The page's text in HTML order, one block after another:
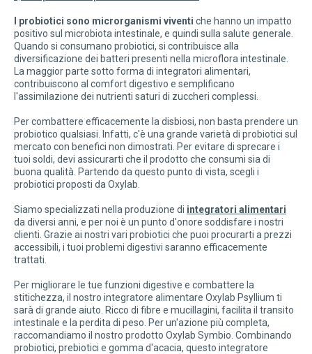
I probiotici sono microrganismi viventi che hanno un impatto
positivo sul microbiota intestinale, e quindi sulla salute generale.
Quando si consumano probiotici, si contribuisce alla
diversificazione dei batteri presenti nella microflora intestinale.
La maggior parte sotto forma di integratori alimentari,
contribuiscono al comfort digestivo e semplificano
l'assimilazione dei nutrienti saturi di zuccheri complessi.
Per combattere efficacemente la disbiosi, non basta prendere un
probiotico qualsiasi. Infatti, c'è una grande varietà di probiotici sul
mercato con benefici non dimostrati. Per evitare di sprecare i
tuoi soldi, devi assicurarti che il prodotto che consumi sia di
buona qualità. Partendo da questo punto di vista, scegli i
probiotici proposti da Oxylab.
Siamo specializzati nella produzione di integratori alimentari
da diversi anni, e per noi è un punto d'onore soddisfare i nostri
clienti. Grazie ai nostri vari probiotici che puoi procurarti a prezzi
accessibili, i tuoi problemi digestivi saranno efficacemente
trattati.
Per migliorare le tue funzioni digestive e combattere la
stitichezza, il nostro integratore alimentare Oxylab Psyllium ti
sarà di grande aiuto. Ricco di fibre e mucillagini, facilita il transito
intestinale e la perdita di peso. Per un'azione più completa,
raccomandiamo il nostro prodotto Oxylab Symbio. Combinando
probiotici, prebiotici e gomma d'acacia, questo integratore